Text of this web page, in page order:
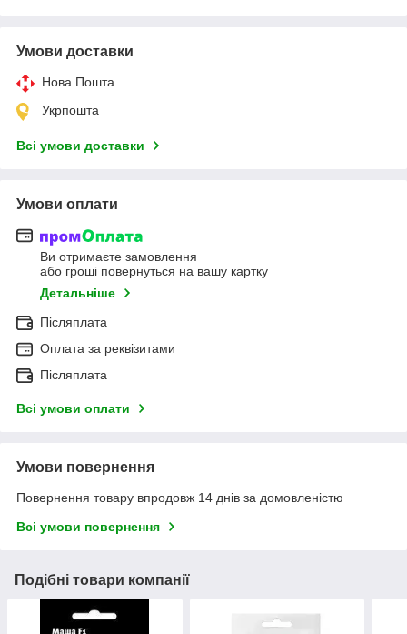
Умови доставки
Нова Пошта
Укрпошта
Всі умови доставки
Умови оплати
Ви отримаєте замовлення
або гроші повернуться на вашу картку
Детальніше
Післяплата
Оплата за реквізитами
Післяплата
Всі умови оплати
Умови повернення
Повернення товару впродовж 14 днів за домовленістю
Всі умови повернення
Подібні товари компанії